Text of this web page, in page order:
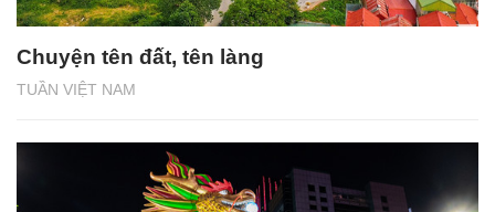
TUẦN VIỆT NAM
Chuyện tên đất, tên làng